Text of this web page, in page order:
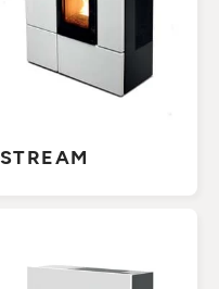
STREAM